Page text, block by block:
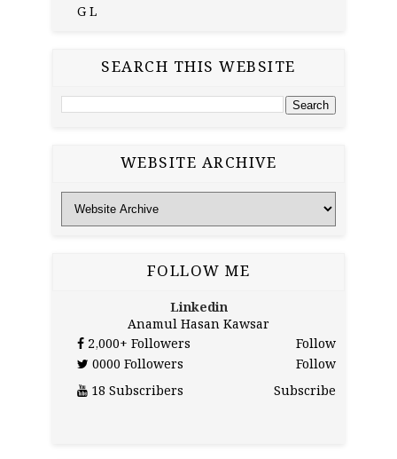
G L
SEARCH THIS WEBSITE
WEBSITE ARCHIVE
FOLLOW ME
Linkedin
Anamul Hasan Kawsar
2,000+ Followers
Follow
0000 Followers
Follow
18 Subscribers Subscribe